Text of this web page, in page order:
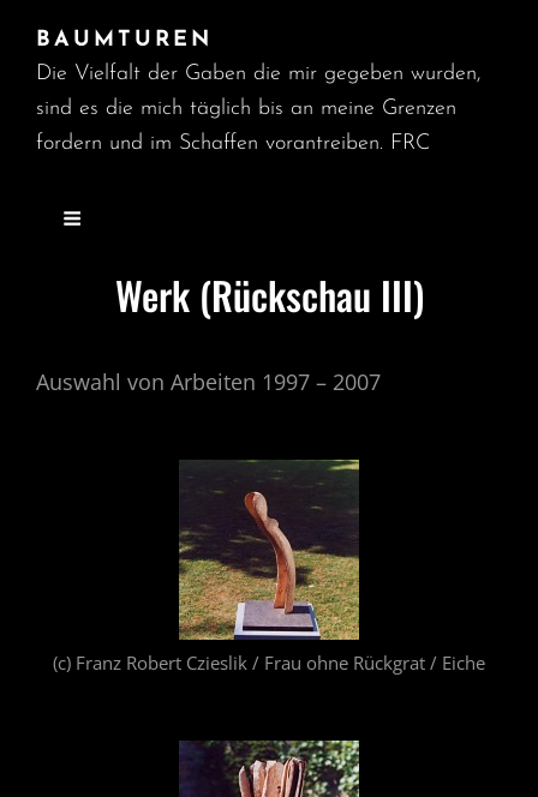
BAUMTUREN
Die Vielfalt der Gaben die mir gegeben wurden,
sind es die mich täglich bis an meine Grenzen
fordern und im Schaffen vorantreiben. FRC
Werk (Rückschau III)
Auswahl von Arbeiten 1997 – 2007
(c) Franz Robert Czieslik / Frau ohne Rückgrat / Eiche